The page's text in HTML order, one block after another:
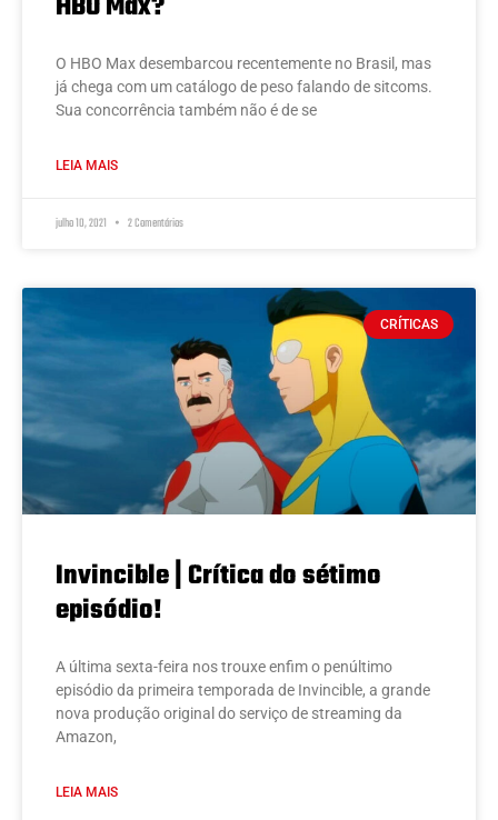
O HBO Max desembarcou recentemente no Brasil, mas
já chega com um catálogo de peso falando de sitcoms.
Sua concorrência também não é de se
LEIA MAIS
julho 10, 2021 2 Comentários
CRÍTICAS
Invincible | Crítica do sétimo
episódio!
A última sexta-feira nos trouxe enfim o penúltimo
episódio da primeira temporada de Invincible, a grande
nova produção original do serviço de streaming da
Amazon,
LEIA MAIS